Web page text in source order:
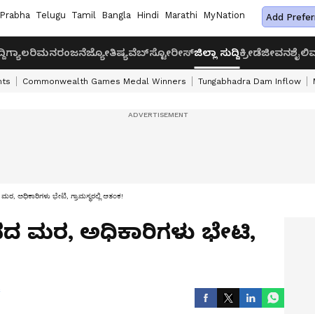
Telugu Tamil Bangla Hindi Marathi MyNation Add
ಗ್ಯಾಲರಿಮನರಂಜನೆಜ್ಯೋತಿಷ್ಯವೆಬ್‌ಸ್ಟೋರೀಸ್ಜಿಲ್ಲಾ ಸುದ್ದಿಕ್ರೀಡೆಜೀವನಶೈಲಿ
Commonwealth Games Medal Winners Tungabhadra Dam Inflow
ಅಧಿಕಾರಿಗಳು ಭೇಟಿ, ಗ್ರಾಮಸ್ಥರಲ್ಲಿ ಆತಂಕ!
ಮರ, ಅಧಿಕಾರಿಗಳು ಭೇಟಿ,